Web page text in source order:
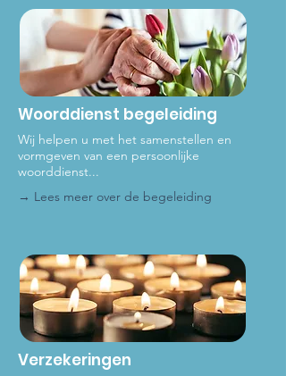
Woorddienst begeleiding
Wij helpen u met het samenstellen en
vormgeven van een persoonlijke
woorddienst...
→ Lees meer over de begeleiding
Verzekeringen